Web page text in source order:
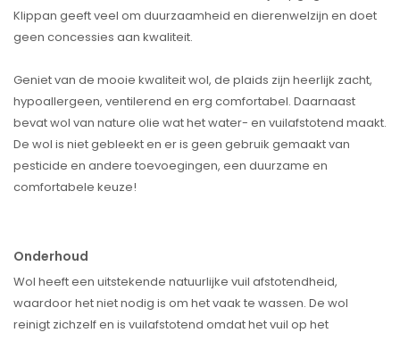
Klippan geeft veel om duurzaamheid en dierenwelzijn en doet
geen concessies aan kwaliteit.
Geniet van de mooie kwaliteit wol, de plaids zijn heerlijk zacht,
hypoallergeen, ventilerend en erg comfortabel. Daarnaast
bevat wol van nature olie wat het water- en vuilafstotend maakt.
De wol is niet gebleekt en er is geen gebruik gemaakt van
pesticide en andere toevoegingen, een duurzame en
comfortabele keuze!
Onderhoud
Wol heeft een uitstekende natuurlijke vuil afstotendheid,
waardoor het niet nodig is om het vaak te wassen. De wol
reinigt zichzelf en is vuilafstotend omdat het vuil op het